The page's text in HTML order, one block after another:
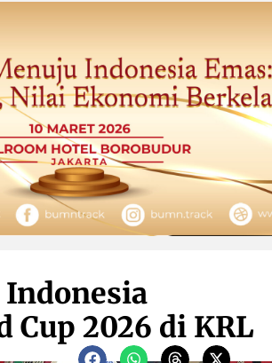
Indonesia
Cup 2026 di KRL